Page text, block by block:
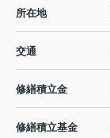
所在地
交通
修繕積立金
修繕積立基金